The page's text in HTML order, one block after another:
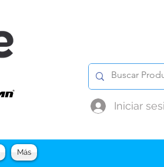
Iniciar
Más